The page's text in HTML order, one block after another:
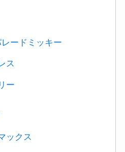
ードミッキー
ス
ー
ックス